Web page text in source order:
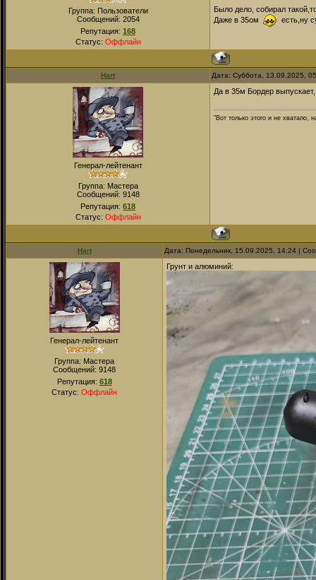
Группа: Пользователи
Сообщений: 2054
Репутация: 168
Статус: Оффлайн
Было дело, собирал
Даже в 35ом
есть,ну
Hart Дата: Суббота, 13.09.2025,
Генерал-лейтенант
Группа: Мастера
Сообщений: 9148
Репутация: 618
Статус: Оффлайн
Да в 35м Бордер
"Вот только этого и не
Hart Дата: Понедельник, 15.09.2025, 14:24 |
Генерал-лейтенант
Группа: Мастера
Сообщений: 9148
Репутация: 618
Статус: Оффлайн
Грунт и алюминий: